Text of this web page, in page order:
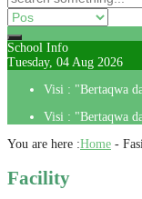
School Info
Tuesday, 04 Aug 2026
Visi : "Bertaqwa
Visi : "Bertaqwa
You are here :Home -
Facility